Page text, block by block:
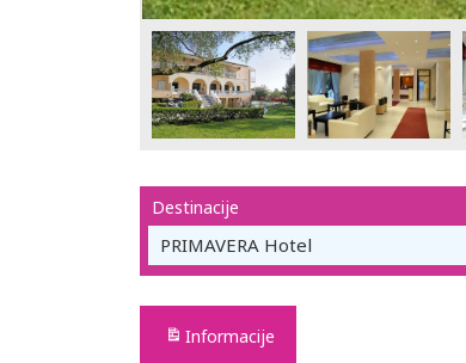
Destinacije
PRIMAVERA Hotel
Informacije